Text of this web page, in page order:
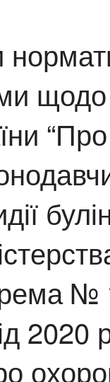
щодо
№
2020